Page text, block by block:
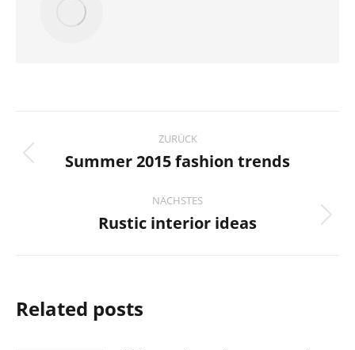
Kommentarnavigation
ZURÜCK
Vorheriger
Summer 2015 fashion trends
NÄCHSTES
Nächster
Rustic interior ideas
Related posts